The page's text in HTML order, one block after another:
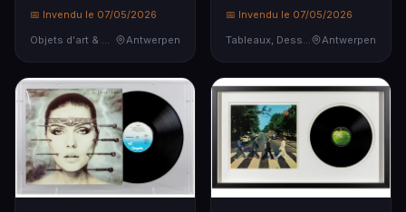
📅 Invendu le 07/05/2026
Objets d'art & Curiosités
Antwerpen
📅 Invendu le 07/05/2026
Tableaux, Dessins & Estampes
Antwerpen